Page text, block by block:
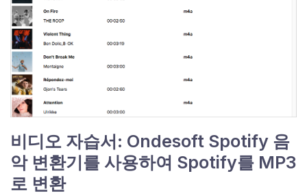
비디오 자습서: Ondesoft Spotify 음
악 변환기를 사용하여 Spotify를 MP3
로 변환